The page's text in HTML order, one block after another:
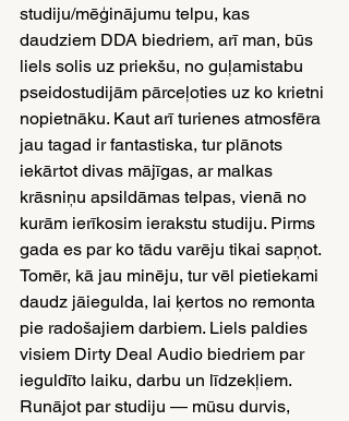
studiju/mēģinājumu telpu, kas
daudziem DDA biedriem, arī man, būs
liels solis uz priekšu, no guļamistabu
pseidostudijām pārceļoties uz ko krietni
nopietnāku. Kaut arī turienes atmosfēra
jau tagad ir fantastiska, tur plānots
iekārtot divas mājīgas, ar malkas
krāsniņu apsildāmas telpas, vienā no
kurām ierīkosim ierakstu studiju. Pirms
gada es par ko tādu varēju tikai sapņot.
Tomēr, kā jau minēju, tur vēl pietiekami
daudz jāiegulda, lai ķertos no remonta
pie radošajiem darbiem. Liels paldies
visiem Dirty Deal Audio biedriem par
ieguldīto laiku, darbu un līdzekļiem.
Runājot par studiju — mūsu durvis,